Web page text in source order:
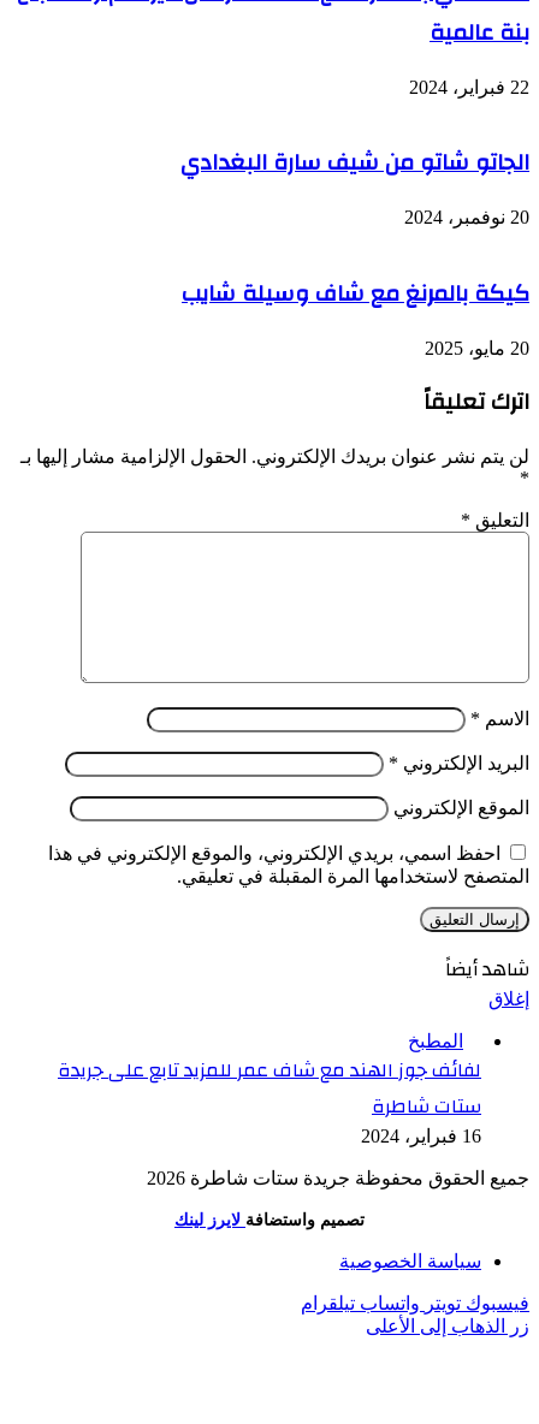
بنة عالمية
22 فبراير، 2024
الجاتو شاتو من شيف سارة البغدادي
20 نوفمبر، 2024
كيكة بالمرنغ مع شاف وسيلة شايب
20 مايو، 2025
اترك تعليقاً
لن يتم نشر عنوان بريدك الإلكتروني. الحقول الإلزامية مشار إليها بـ
*
التعليق *
الاسم *
البريد الإلكتروني *
الموقع الإلكتروني
احفظ اسمي، بريدي الإلكتروني، والموقع الإلكتروني في هذا
المتصفح لاستخدامها المرة المقبلة في تعليقي.
شاهد أيضاً
إغلاق
المطبخ
لفائف جوز الهند مع شاف عمر للمزيد تابع على جريدة
ستات شاطرة
16 فبراير، 2024
جميع الحقوق محفوظة جريدة ستات شاطرة 2026
تصميم واستضافة لايرز لينك
سياسة الخصوصية
فيسبوك تويتر واتساب تيلقرام
زر الذهاب إلى الأعلى